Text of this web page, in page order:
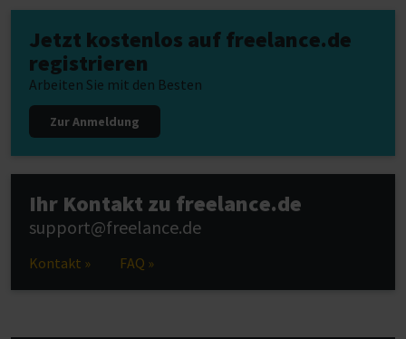
Jetzt kostenlos auf freelance.de
registrieren
Arbeiten Sie mit den Besten
Zur Anmeldung
Ihr Kontakt zu freelance.de
support@freelance.de
Kontakt » FAQ »